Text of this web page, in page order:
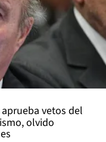
vetos del
olvido